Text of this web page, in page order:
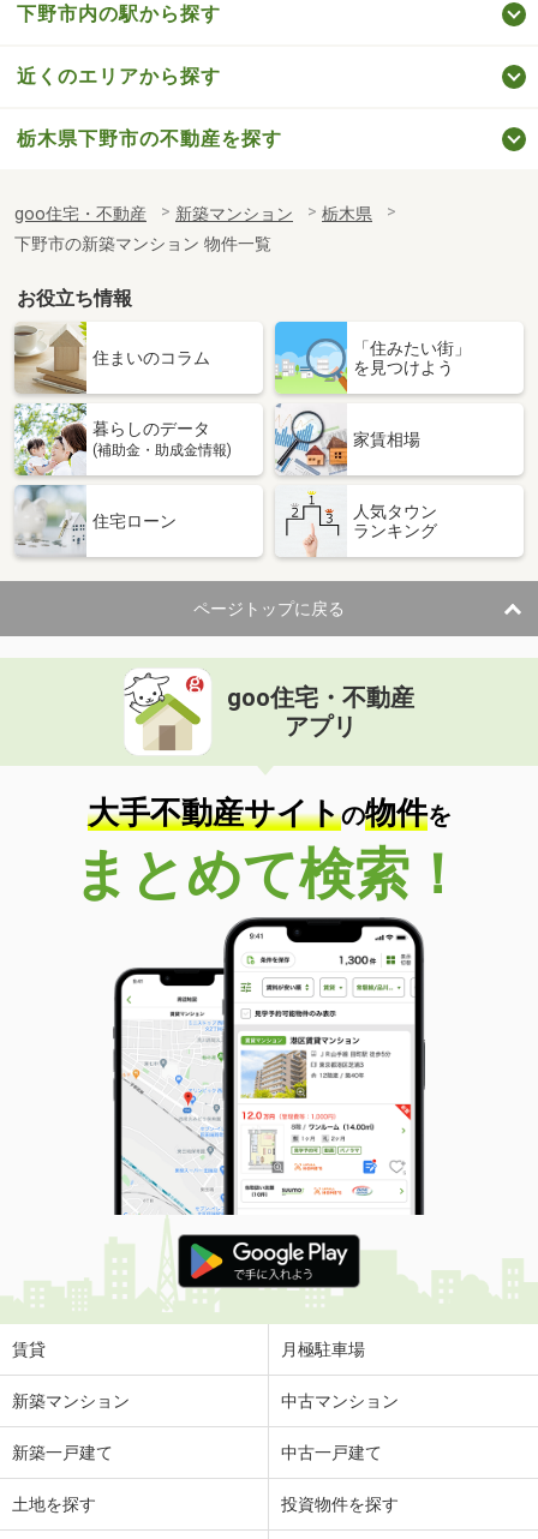
下野市内の駅から探す
近くのエリアから探す
栃木県下野市の不動産を探す
goo住宅・不動産 新築マンション
栃木県
下野市の新築マンション 物件一覧
お役立ち情報
住まいのコラム
「住みたい街」
を見つけよう
暮らしのデータ
(補助金・助成金情報)
家賃相場
住宅ローン
人気タウン
ランキング
ページトップに戻る
goo住宅・不動産
アプリ
大手不動産サイトの物件を
まとめて検索！
賃貸 月極駐車場
新築マンション 中古マンション
新築一戸建て 中古一戸建て
土地を探す 投資物件を探す